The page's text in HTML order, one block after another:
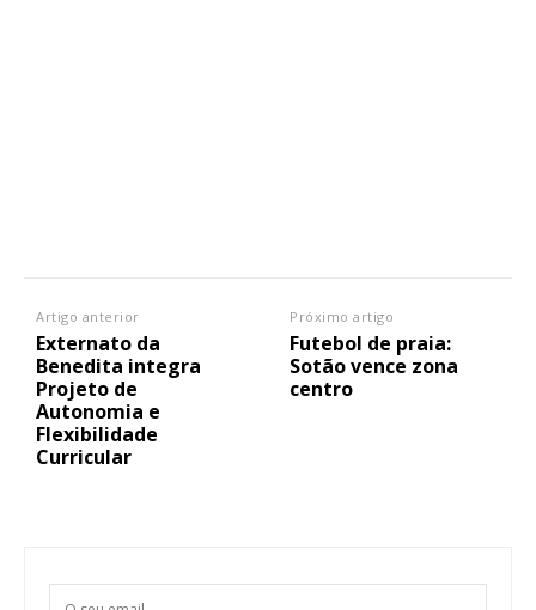
Artigo anterior
Externato da
Benedita integra
Projeto de
Autonomia e
Flexibilidade
Curricular
Próximo artigo
Futebol de praia:
Sotão vence zona
centro